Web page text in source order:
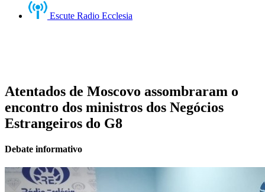
Escute Radio Ecclesia
Atentados de Moscovo assombraram o
encontro dos ministros dos Negócios
Estrangeiros do G8
Debate informativo